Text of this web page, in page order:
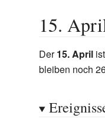
15.
Der15. April
bleiben noch